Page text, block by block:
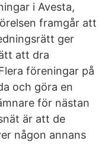
i Avesta,
framgår att
ger
att dra
föreningar på
och göra en
för nästan
är att de
någon annans